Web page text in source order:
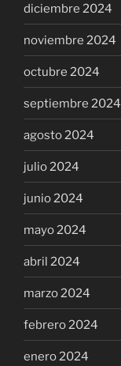
diciembre 2024
noviembre 2024
octubre 2024
septiembre 2024
agosto 2024
julio 2024
junio 2024
mayo 2024
abril 2024
marzo 2024
febrero 2024
enero 2024